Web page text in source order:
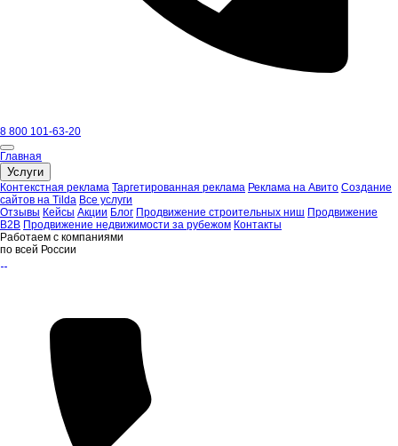
8 800 101-63-20
Главная
Услуги
Контекстная реклама Таргетированная реклама Реклама на Авито Создание
сайтов на Tilda Все услуги
Отзывы Кейсы Акции Блог Продвижение строительных ниш Продвижение
B2B Продвижение недвижимости за рубежом Контакты
Работаем с компаниями
по всей России